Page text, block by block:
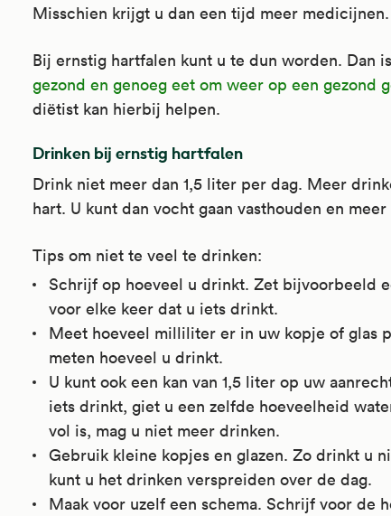
Misschien krijgt u dan een tijd meer medicijnen.
Bij ernstig hartfalen kunt u te dun worden. Dan
gezond en genoeg eet om weer op een gezond
diëtist kan hierbij helpen.
Drinken bij ernstig hartfalen
Drink niet meer dan 1,5 liter per dag. Meer
hart. U kunt dan vocht gaan vasthouden en
Tips om niet te veel te drinken:
Schrijf op hoeveel u drinkt. Zet bijvoorbeeld
voor elke keer dat u iets drinkt.
Meet hoeveel milliliter er in uw kopje of glas
meten hoeveel u drinkt.
U kunt ook een kan van 1,5 liter op uw
iets drinkt, giet u een zelfde hoeveelheid
vol is, mag u niet meer drinken.
Gebruik kleine kopjes en glazen. Zo drinkt u
kunt u het drinken verspreiden over de dag.
Maak voor uzelf een schema. Schrijf voor de